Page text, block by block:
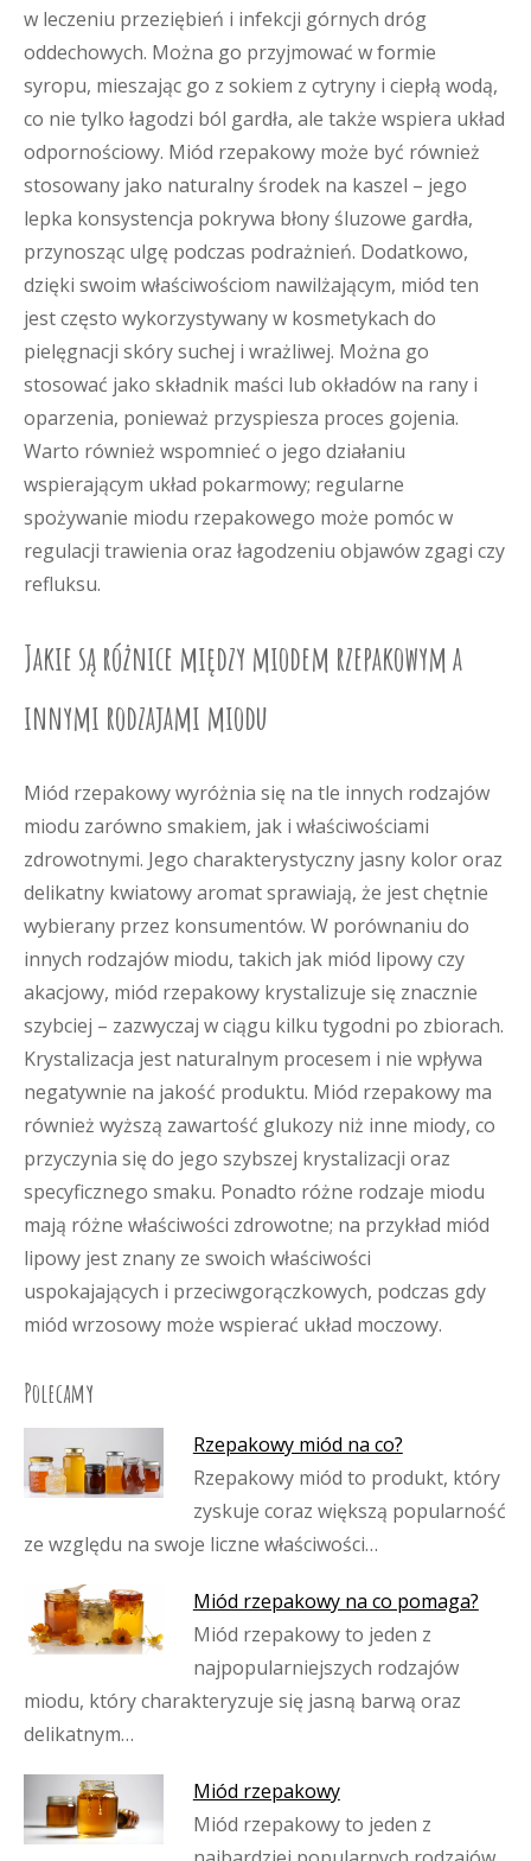
w leczeniu przeziębień i infekcji górnych dróg
oddechowych. Można go przyjmować w formie
syropu, mieszając go z sokiem z cytryny i ciepłą wodą,
co nie tylko łagodzi ból gardła, ale także wspiera układ
odpornościowy. Miód rzepakowy może być również
stosowany jako naturalny środek na kaszel – jego
lepka konsystencja pokrywa błony śluzowe gardła,
przynosząc ulgę podczas podrażnień. Dodatkowo,
dzięki swoim właściwościom nawilżającym, miód ten
jest często wykorzystywany w kosmetykach do
pielęgnacji skóry suchej i wrażliwej. Można go
stosować jako składnik maści lub okładów na rany i
oparzenia, ponieważ przyspiesza proces gojenia.
Warto również wspomnieć o jego działaniu
wspierającym układ pokarmowy; regularne
spożywanie miodu rzepakowego może pomóc w
regulacji trawienia oraz łagodzeniu objawów zgagi czy
refluksu.
Jakie są różnice między miodem rzepakowym a
innymi rodzajami miodu
Miód rzepakowy wyróżnia się na tle innych rodzajów
miodu zarówno smakiem, jak i właściwościami
zdrowotnymi. Jego charakterystyczny jasny kolor oraz
delikatny kwiatowy aromat sprawiają, że jest chętnie
wybierany przez konsumentów. W porównaniu do
innych rodzajów miodu, takich jak miód lipowy czy
akacjowy, miód rzepakowy krystalizuje się znacznie
szybciej – zazwyczaj w ciągu kilku tygodni po zbiorach.
Krystalizacja jest naturalnym procesem i nie wpływa
negatywnie na jakość produktu. Miód rzepakowy ma
również wyższą zawartość glukozy niż inne miody, co
przyczynia się do jego szybszej krystalizacji oraz
specyficznego smaku. Ponadto różne rodzaje miodu
mają różne właściwości zdrowotne; na przykład miód
lipowy jest znany ze swoich właściwości
uspokajających i przeciwgorączkowych, podczas gdy
miód wrzosowy może wspierać układ moczowy.
Polecamy
Rzepakowy miód na co?
Rzepakowy miód to produkt, który
zyskuje coraz większą popularność
ze względu na swoje liczne właściwości…
Miód rzepakowy na co pomaga?
Miód rzepakowy to jeden z
najpopularniejszych rodzajów
miodu, który charakteryzuje się jasną barwą oraz
delikatnym…
Miód rzepakowy
Miód rzepakowy to jeden z